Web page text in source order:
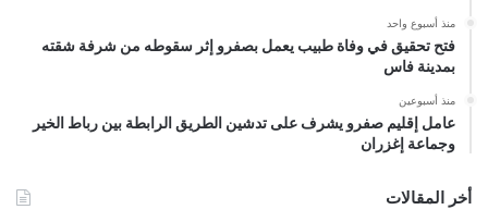
منذ أسبوع واحد
فتح تحقيق في وفاة طبيب يعمل بصفرو إثر سقوطه من شرفة شقته
بمدينة فاس
منذ أسبوعين
عامل إقليم صفرو يشرف على تدشين الطريق الرابطة بين رباط الخير
وجماعة إغزران
أخر المقالات